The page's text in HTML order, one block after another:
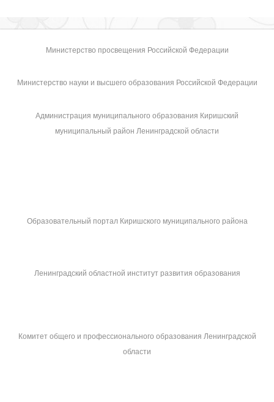
Министерство просвещения Российской Федерации
Министерство науки и высшего образования Российской Федерации
Администрация муниципального образования Киришский
муниципальный район Ленинградской области
Образовательный портал Киришского муниципального района
Ленинградский областной институт развития образования
Комитет общего и профессионального образования Ленинградской
области